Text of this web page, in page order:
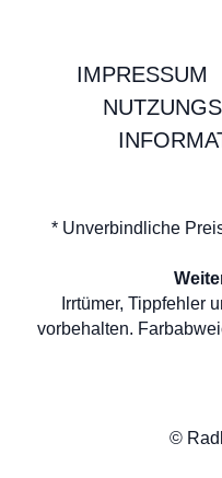
IMPRESSUM
* Unverbindliche
Irrtümer, Tippfehler
vorbehalten.
©